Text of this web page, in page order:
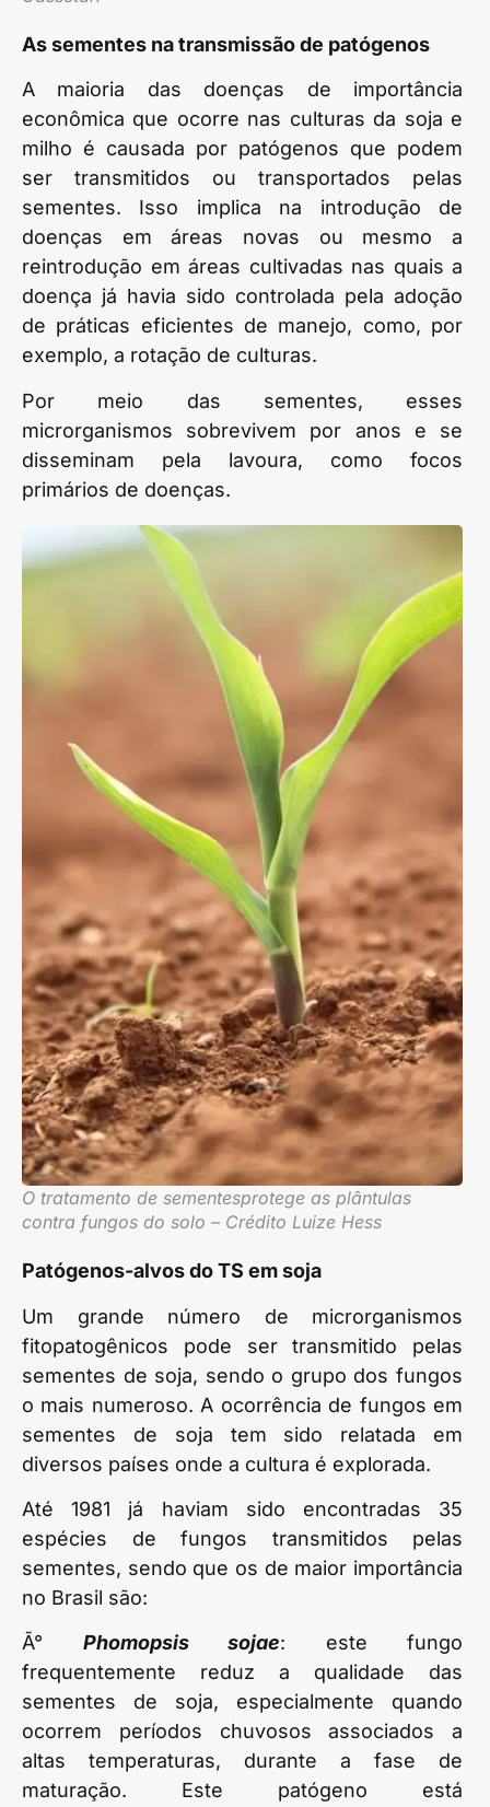
As sementes na transmissão de patógenos
A maioria das doenças de importância
econômica que ocorre nas culturas da soja e
milho é causada por patógenos que podem
ser transmitidos ou transportados pelas
sementes. Isso implica na introdução de
doenças em áreas novas ou mesmo a
reintrodução em áreas cultivadas nas quais a
doença já havia sido controlada pela adoção
de práticas eficientes de manejo, como, por
exemplo, a rotação de culturas.
Por meio das sementes, esses
microrganismos sobrevivem por anos e se
disseminam pela lavoura, como focos
primários de doenças.
O tratamento de sementesprotege as plântulas
contra fungos do solo – Crédito Luize Hess
Patógenos-alvos do TS em soja
Um grande número de microrganismos
fitopatogênicos pode ser transmitido pelas
sementes de soja, sendo o grupo dos fungos
o mais numeroso. A ocorrência de fungos em
sementes de soja tem sido relatada em
diversos países onde a cultura é explorada.
Até 1981 já haviam sido encontradas 35
espécies de fungos transmitidos pelas
sementes, sendo que os de maior importância
no Brasil são:
Ã° Phomopsis sojae: este fungo
frequentemente reduz a qualidade das
sementes de soja, especialmente quando
ocorrem períodos chuvosos associados a
altas temperaturas, durante a fase de
maturação. Este patógeno está